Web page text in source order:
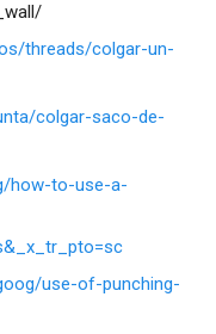
threads/colgar-un-
colgar-saco-de-
how-to-use-a-
use-of-punching-